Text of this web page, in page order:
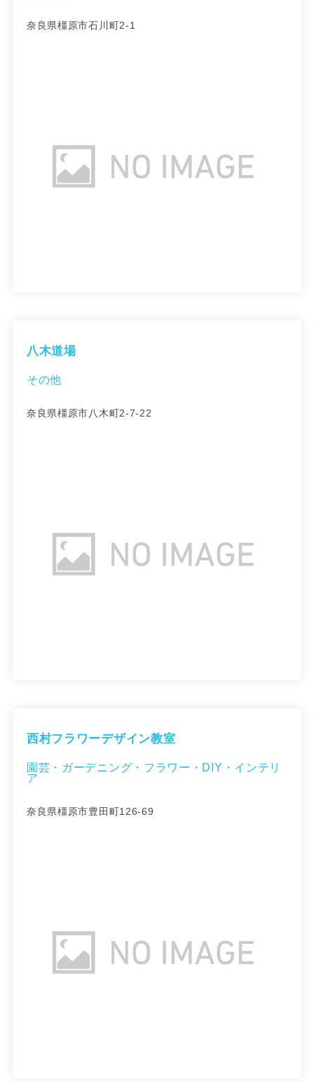
奈良県橿原市石川町2-1
八木道場
その他
奈良県橿原市八木町2-7-22
西村フラワーデザイン教室
園芸・ガーデニング・フラワー・DIY・インテリ
ア
奈良県橿原市豊田町126-69